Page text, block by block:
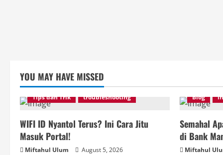
YOU MAY HAVE MISSED
Tips dan Trik troubleshooting
WIFI ID Nyantol Terus? Ini Cara Jitu
Masuk Portal!
Miftahul Ulum August 5, 2026
Blog
Semahal
di Bank
Miftahul